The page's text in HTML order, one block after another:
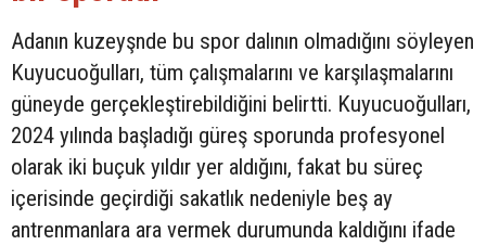
Adanın kuzeyşnde bu spor dalının olmadığını söyleyen
Kuyucuoğulları, tüm çalışmalarını ve karşılaşmalarını
güneyde gerçekleştirebildiğini belirtti. Kuyucuoğulları,
2024 yılında başladığı güreş sporunda profesyonel
olarak iki buçuk yıldır yer aldığını, fakat bu süreç
içerisinde geçirdiği sakatlık nedeniyle beş ay
antrenmanlara ara vermek durumunda kaldığını ifade